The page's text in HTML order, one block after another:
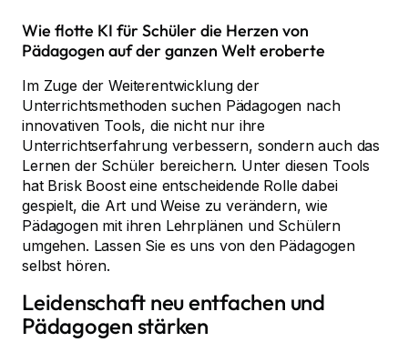
Wie flotte KI für Schüler die Herzen von
Pädagogen auf der ganzen Welt eroberte
Im Zuge der Weiterentwicklung der
Unterrichtsmethoden suchen Pädagogen nach
innovativen Tools, die nicht nur ihre
Unterrichtserfahrung verbessern, sondern auch das
Lernen der Schüler bereichern. Unter diesen Tools
hat Brisk Boost eine entscheidende Rolle dabei
gespielt, die Art und Weise zu verändern, wie
Pädagogen mit ihren Lehrplänen und Schülern
umgehen. Lassen Sie es uns von den Pädagogen
selbst hören.
Leidenschaft neu entfachen und
Pädagogen stärken